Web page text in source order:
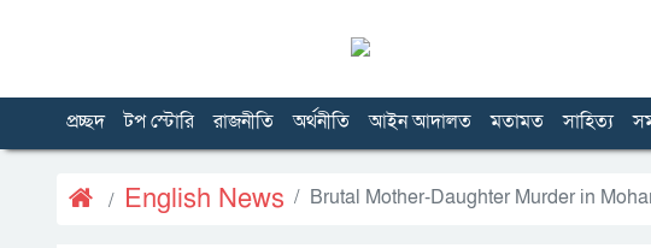
প্রচ্ছদ টপ স্টোরি রাজনীতি অর্থনীতি আইন আদালত মতামত সাহিত্য
English News Brutal Mother-Daughter Murder in